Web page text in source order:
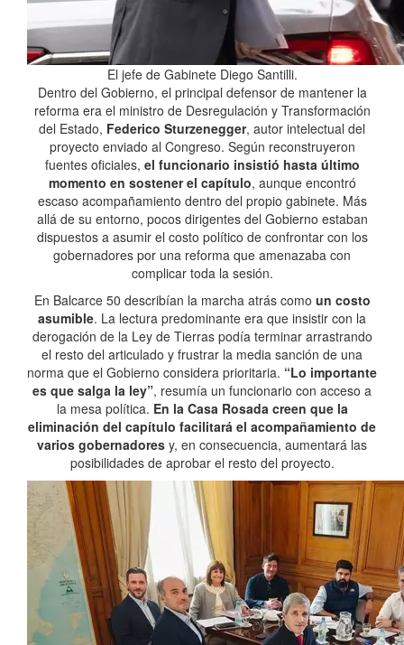
El jefe de Gabinete Diego Santilli.
Dentro del Gobierno, el principal defensor de mantener la
reforma era el ministro de Desregulación y Transformación
del Estado, Federico Sturzenegger, autor intelectual del
proyecto enviado al Congreso. Según reconstruyeron
fuentes oficiales, el funcionario insistió hasta último
momento en sostener el capítulo, aunque encontró
escaso acompañamiento dentro del propio gabinete. Más
allá de su entorno, pocos dirigentes del Gobierno estaban
dispuestos a asumir el costo político de confrontar con los
gobernadores por una reforma que amenazaba con
complicar toda la sesión.
En Balcarce 50 describían la marcha atrás como un costo
asumible. La lectura predominante era que insistir con la
derogación de la Ley de Tierras podía terminar arrastrando
el resto del articulado y frustrar la media sanción de una
norma que el Gobierno considera prioritaria. “Lo importante
es que salga la ley”, resumía un funcionario con acceso a
la mesa política. En la Casa Rosada creen que la
eliminación del capítulo facilitará el acompañamiento de
varios gobernadores y, en consecuencia, aumentará las
posibilidades de aprobar el resto del proyecto.